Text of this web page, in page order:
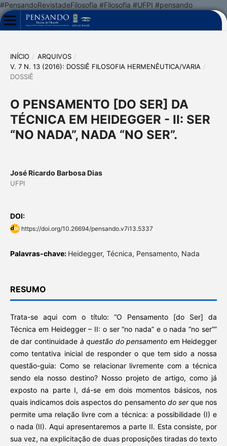
#PensandoRevistadeFilosofia #Filosofia #UFPI #pensando
INÍCIO / ARQUIVOS /
V. 7 N. 13 (2016): DOSSIÊ FILOSOFIA HERMENÊUTICA/VARIA /
DOSSIÊ
O PENSAMENTO [DO SER] DA
TÉCNICA EM HEIDEGGER - II: SER
“NO NADA”, NADA “NO SER”.
José Ricardo Barbosa Dias
UFPI
DOI:
https://doi.org/10.26694/pensando.v7i13.5337
Palavras-chave: Heidegger, Técnica, Pensamento, Nada
RESUMO
Trata-se aqui com o título: “O Pensamento [do Ser] da
Técnica em Heidegger – II: o ser “no nada” e o nada “no ser””
de dar continuidade à questão do pensamento em Heidegger
como tentativa inicial de responder o que tem sido a nossa
questão-guia: Como se relacionar livremente com a técnica
sendo ela nosso destino? Nosso projeto de artigo, como já
exposto na parte I, dá-se em dois momentos básicos, nos
quais indicamos dois aspectos do pensamento do serque nos
permite uma relação livre com a técnica: a possibilidade (I) e
o nada (II). Aqui apresentaremos a parte II. Esta consiste, por
sua vez, na explicitação de duas proposições tiradas do texto